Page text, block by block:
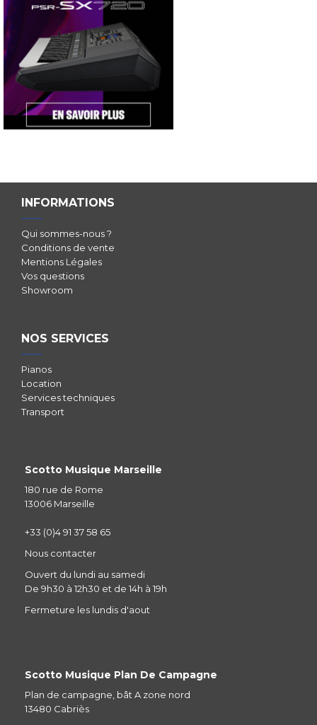
INFORMATIONS
Qui sommes-nous ?
Conditions de vente
Mentions Légales
Vos questions
Showroom
NOS SERVICES
Pianos
Location
Services techniques
Transport
Scotto Musique Marseille
180 rue de Rome
13006 Marseille
+33 (0)4 91 37 58 65
Nous contacter
Ouvert du lundi au samedi
De 9h30 à 12h30 et de 14h à 19h
Fermeture les lundis d'aout
Scotto Musique Plan De Campagne
Plan de campagne, bât A zone nord
13480 Cabriès